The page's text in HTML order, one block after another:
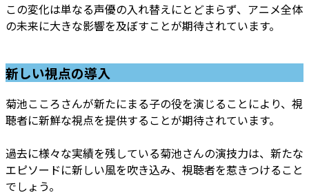
この変化は単なる声優の入れ替えにとどまらず、アニメ全体
の未来に大きな影響を及ぼすことが期待されています。
新しい視点の導入
菊池こころさんが新たにまる子の役を演じることにより、視
聴者に新鮮な視点を提供することが期待されています。
過去に様々な実績を残している菊池さんの演技力は、新たな
エピソードに新しい風を吹き込み、視聴者を惹きつけること
でしょう。